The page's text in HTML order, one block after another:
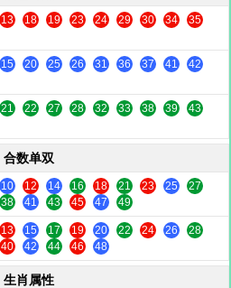
13 18 19 23 24 29 30 34
35
15 20 25 26 31 36 37 41
42
21 22 27 28 32 33 38 39
43
合数单双
10 12 14 16 18 21 23 25
27
38 41 43 45 47 49
13 15 17 19 20 22 24 26
28
40 42 44 46 48
生肖属性